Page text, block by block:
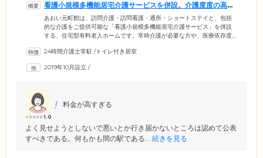
看護小規模多機能居宅介護サービスを併設。介護度度の高い
方も入居可能です
あおい元町館は、訪問介護・訪問看護・通所・ショートステイと、包括
的な介護をご提供可能な「看護小規模多機能居宅介護サービス」を併設
する、住宅型有料老人ホームです。常時介護が必要な方や、医療依存度
に基づき、入浴や食事、排せつの介助を行う身体介護をはじめ、掃除や
的ケアを担当いたします。また医療体制については、提携医療機関によ
24時間介護士常駐 /トイレ付き居室
2019年10月設立 /
1.0
料金が高すぎる
よく見せようとしないで悪いとか行き届かないところは認めて公表
すべきである。何もかも間の駅である... 続きを見る